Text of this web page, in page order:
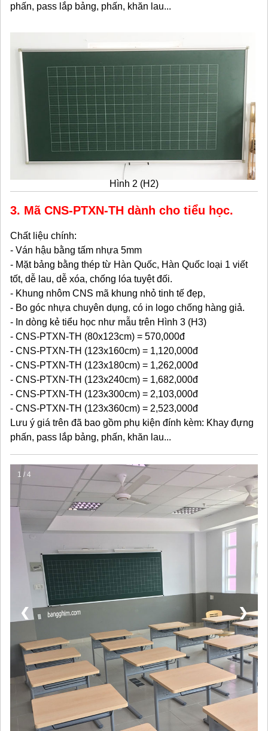
phấn, pass lắp bảng, phấn, khăn lau...
Hình 2 (H2)
3. Mã CNS-PTXN-TH dành cho tiểu học.
Chất liệu chính:
- Ván hậu bằng tấm nhựa 5mm
- Mặt bảng bằng thép từ Hàn Quốc, Hàn Quốc loại 1 viết
tốt, dễ lau, dễ xóa, chống lóa tuyệt đối.
- Khung nhôm CNS mã khung nhỏ tinh tế đẹp,
- Bo góc nhựa chuyên dụng, có in logo chống hàng giả.
- In dòng kẻ tiểu học như mẫu trên Hình 3 (H3)
- CNS-PTXN-TH (80x123cm) = 570,000đ
- CNS-PTXN-TH (123x160cm) = 1,120,000đ
- CNS-PTXN-TH (123x180cm) = 1,262,000đ
- CNS-PTXN-TH (123x240cm) = 1,682,000đ
- CNS-PTXN-TH (123x300cm) = 2,103,000đ
- CNS-PTXN-TH (123x360cm) = 2,523,000đ
Lưu ý giá trên đã bao gồm phụ kiện đính kèm: Khay đựng
phấn, pass lắp bảng, phấn, khăn lau...
1 / 4
❮ ❯